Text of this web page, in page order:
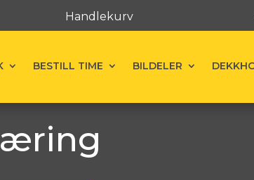
Handlekurv
BESTILL TIME BILDELER